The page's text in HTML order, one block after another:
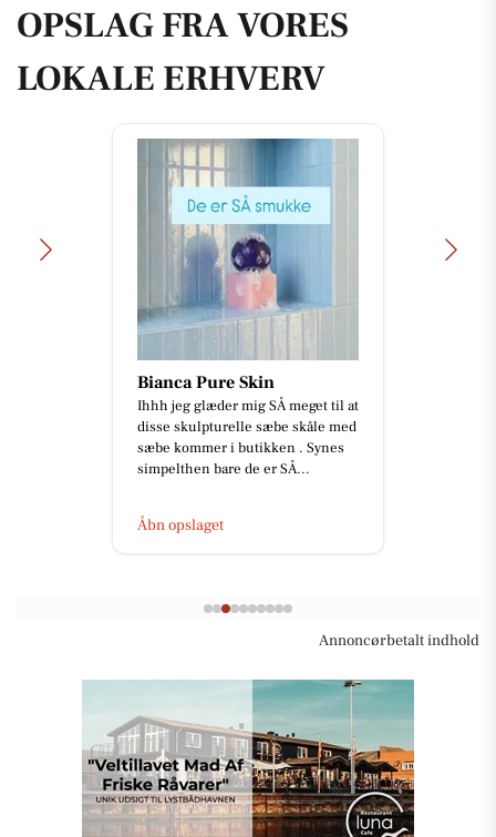
OPSLAG FRA VORES
LOKALE ERHVERV
Bianca Pure Skin
Ihhh jeg glæder mig SÅ meget til at
disse skulpturelle sæbe skåle med
sæbe kommer i butikken . Synes
simpelthen bare de er SÅ...
Åbn opslaget
Annoncørbetalt indhold